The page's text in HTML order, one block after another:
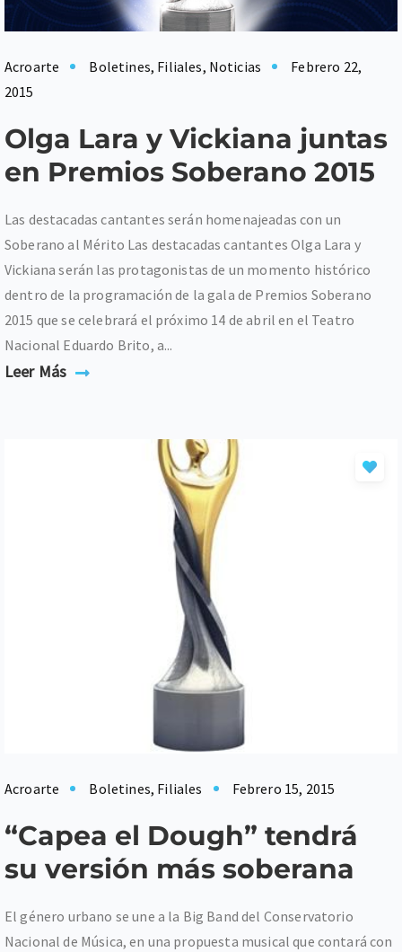
Acroarte Boletines, Filiales, Noticias
Febrero 22,
2015
Olga Lara y Vickiana juntas
en Premios Soberano 2015
Las destacadas cantantes serán homenajeadas con un
Soberano al Mérito Las destacadas cantantes Olga Lara y
Vickiana serán las protagonistas de un momento histórico
dentro de la programación de la gala de Premios Soberano
2015 que se celebrará el próximo 14 de abril en el Teatro
Nacional Eduardo Brito, a...
Leer Más
Acroarte Boletines, Filiales Febrero 15, 2015
“Capea el Dough” tendrá
su versión más soberana
El género urbano se une a la Big Band del Conservatorio
Nacional de Música, en una propuesta musical que contará con